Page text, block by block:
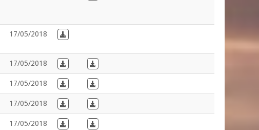
17/05/2018 Download in French
17/05/2018 Download in FrenchDownload in Dutch
17/05/2018 Download in FrenchDownload in Dutch
17/05/2018 Download in FrenchDownload in Dutch
17/05/2018 Download in FrenchDownload in Dutch